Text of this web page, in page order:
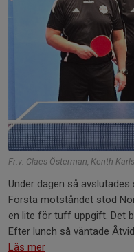
Fr.v. Claes Österman, Kenth
Under dagen så
Första motståndet stod
en lite för tuff uppgift. Det
Efter lunch så väntade
Läs mer